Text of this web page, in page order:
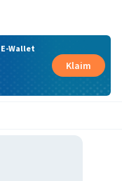
Wallet
Klaim